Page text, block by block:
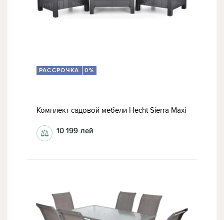
РАССРОЧКА 0%
Комплект садовой мебели Hecht Sierra Maxi
10 199 лей
⚖